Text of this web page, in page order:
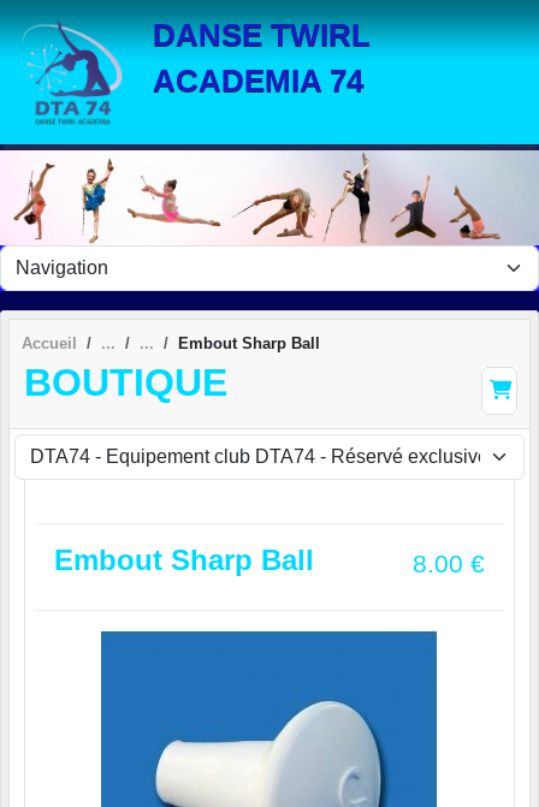
DANSE TWIRL
ACADEMIA 74
Accueil Embout Sharp Ball
BOUTIQUE
Embout Sharp Ball 8.00 €